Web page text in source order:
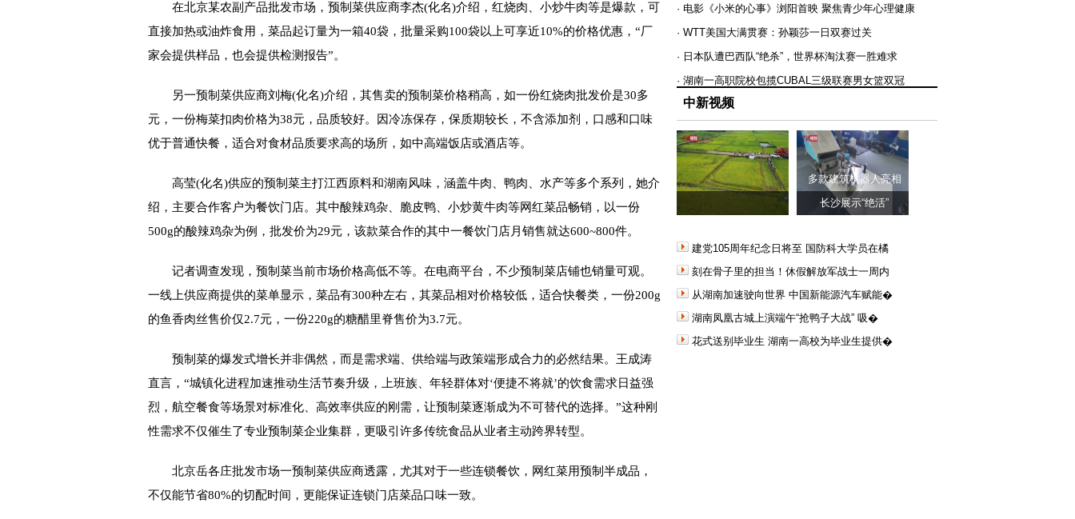
在北京某农副产品批发市场，预制菜供应商李杰(化名)介绍，红烧肉、小炒牛肉等是爆款，可
直接加热或油炸食用，菜品起订量为一箱40袋，批量采购100袋以上可享近10%的价格优惠，“厂
家会提供样品，也会提供检测报告”。
另一预制菜供应商刘梅(化名)介绍，其售卖的预制菜价格稍高，如一份红烧肉批发价是30多
元，一份梅菜扣肉价格为38元，品质较好。因冷冻保存，保质期较长，不含添加剂，口感和口味
优于普通快餐，适合对食材品质要求高的场所，如中高端饭店或酒店等。
高莹(化名)供应的预制菜主打江西原料和湖南风味，涵盖牛肉、鸭肉、水产等多个系列，她介
绍，主要合作客户为餐饮门店。其中酸辣鸡杂、脆皮鸭、小炒黄牛肉等网红菜品畅销，以一份
500g的酸辣鸡杂为例，批发价为29元，该款菜合作的其中一餐饮门店月销售就达600~800件。
记者调查发现，预制菜当前市场价格高低不等。在电商平台，不少预制菜店铺也销量可观。
一线上供应商提供的菜单显示，菜品有300种左右，其菜品相对价格较低，适合快餐类，一份200g
的鱼香肉丝售价仅2.7元，一份220g的糖醋里脊售价为3.7元。
预制菜的爆发式增长并非偶然，而是需求端、供给端与政策端形成合力的必然结果。王成涛
直言，“城镇化进程加速推动生活节奏升级，上班族、年轻群体对‘便捷不将就’的饮食需求日益强
烈，航空餐食等场景对标准化、高效率供应的刚需，让预制菜逐渐成为不可替代的选择。”这种刚
性需求不仅催生了专业预制菜企业集群，更吸引许多传统食品从业者主动跨界转型。
北京岳各庄批发市场一预制菜供应商透露，尤其对于一些连锁餐饮，网红菜用预制半成品，
不仅能节省80%的切配时间，更能保证连锁门店菜品口味一致。
· 电影《小米的心事》浏阳首映 聚焦青少年心理健康
· WTT美国大满贯赛：孙颖莎一日双赛过关
· 日本队遭巴西队“绝杀”，世界杯淘汰赛一胜难求
· 湖南一高职院校包揽CUBAL三级联赛男女篮双冠
中新视频
多款建筑机器人亮相
长沙展示“绝活”
建党105周年纪念日将至 国防科大学员在橘
刻在骨子里的担当！休假解放军战士一周内
从湖南加速驶向世界 中国新能源汽车赋能�
湖南凤凰古城上演端午“抢鸭子大战” 吸�
花式送别毕业生 湖南一高校为毕业生提供�